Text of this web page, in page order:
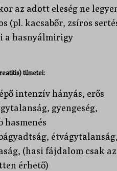
az adott eleség ne
(pl. kacsabőr, zsíros
a hasnyálmirigy
tünetei:
intenzív hányás, erős
gyengeség,
hasmenés
(hasi fájdalom csak az
érhető)